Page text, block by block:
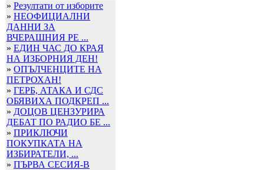
» Резултати от изборите
» НЕОФИЦИАЛНИ
ДАННИ ЗА
ВЧЕРАШНИЯ РЕ ...
» ЕДИН ЧАС ДО КРАЯ
НА ИЗБОРНИЯ ДЕН!
» ОПЪЛЧЕНЦИТЕ НА
ПЕТРОХАН!
» ГЕРБ, АТАКА И СДС
ОБЯВИХА ПОДКРЕП ...
» ДОЦОВ ЦЕНЗУРИРА
ДЕБАТ ПО РАДИО БЕ ...
» ПРИКЛЮЧИ
ПОКУПКАТА НА
ИЗБИРАТЕЛИ, ...
» ПЪРВА СЕСИЯ-В